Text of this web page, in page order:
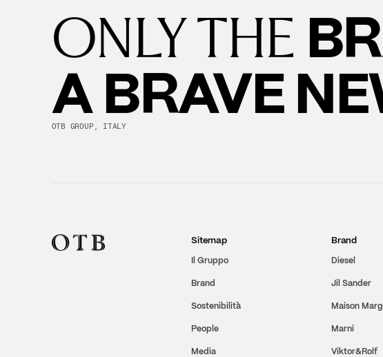
ONLY THE
A BRAVE
OTB GROUP, ITALY
Sitemap
Il Gruppo
Brand
Sostenibilità
People
Media
Brand
Diesel
Jil Sander
Maison
Marni
Viktor&Rolf